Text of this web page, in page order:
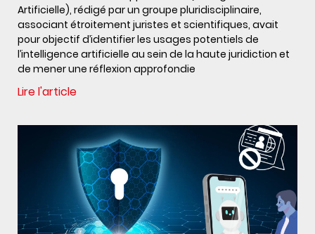
Artificielle), rédigé par un groupe pluridisciplinaire,
associant étroitement juristes et scientifiques, avait
pour objectif d’identifier les usages potentiels de
l’intelligence artificielle au sein de la haute juridiction et
de mener une réflexion approfondie
Lire l'article